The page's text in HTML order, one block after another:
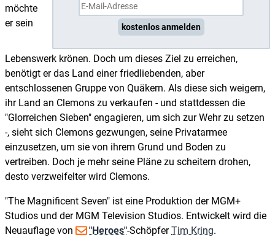
kostenlos anmelden
möchte
er sein
Lebenswerk krönen. Doch um dieses Ziel zu erreichen,
benötigt er das Land einer friedliebenden, aber
entschlossenen Gruppe von Quäkern. Als diese sich weigern,
ihr Land an Clemons zu verkaufen - und stattdessen die
"Glorreichen Sieben" engagieren, um sich zur Wehr zu setzen
-, sieht sich Clemons gezwungen, seine Privatarmee
einzusetzen, um sie von ihrem Grund und Boden zu
vertreiben. Doch je mehr seine Pläne zu scheitern drohen,
desto verzweifelter wird Clemons.
"The Magnificent Seven" ist eine Produktion der MGM+
Studios und der MGM Television Studios. Entwickelt wird die
Neuauflage von
"Heroes"-SchöpferTim Kring.